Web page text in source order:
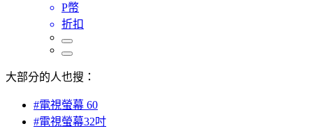
P幣
折扣
大部分的人也搜：
#電視螢幕 60
#電視螢幕32吋